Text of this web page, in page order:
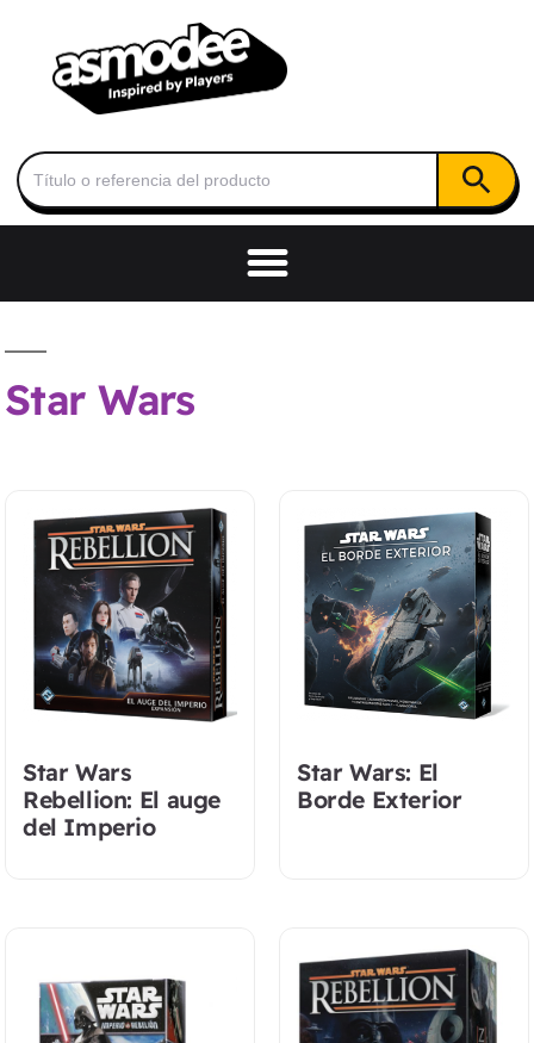
Buscar: Botón de
Star Wars
Star Wars
Rebellion: El auge
del Imperio
Star Wars: El
Borde Exterior